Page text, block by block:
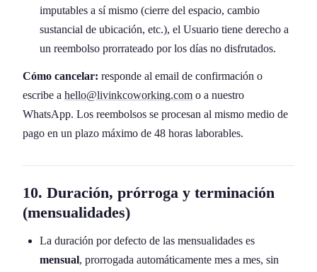
imputables a sí mismo (cierre del espacio, cambio
sustancial de ubicación, etc.), el Usuario tiene derecho a
un reembolso prorrateado por los días no disfrutados.
Cómo cancelar: responde al email de confirmación o
escribe a hello@livinkcoworking.com o a nuestro
WhatsApp. Los reembolsos se procesan al mismo medio de
pago en un plazo máximo de 48 horas laborables.
10. Duración, prórroga y terminación
(mensualidades)
La duración por defecto de las mensualidades es
mensual, prorrogada automáticamente mes a mes, sin